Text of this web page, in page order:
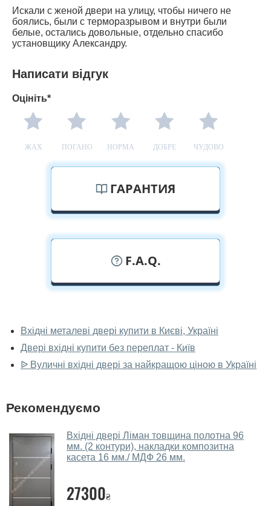
Искали с женой двери на улицу, чтобы ничего не
боялись, были с терморазрывом и внутри были
белые, остались довольные, отдельно спасибо
установщику Александру.
Написати відгук
Оцініть*
ЖАХ ПОГАНО НОРМА ДОБРЕ ЧУДОВО
ГАРАНТИЯ
F.A.Q.
наживо?
Так, можна подивитися двері вхідні у нашому
фірмовому салоні-магазині.
Так, у нас великий вибір міжкімнатних та вхідних
Чи допомагаєте ви вибрати двері
вхідні?
Так. Ми консультуємо покупців
месенджери, онлайн-чат або безпосередньо в нашому
Вхідні металеві двері купити в Києві, Україні
Двері вхідні купити без переплат - Київ
ᐉ Вуличні вхідні двері за найкращою ціною в Україні
Рекомендуємо
Вхідні двері Ліман товщина полотна 96
мм. (2 контури), накладки композитна
касета 16 мм./ МДФ 26 мм.
27300₴